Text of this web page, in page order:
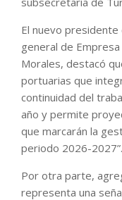
El nuevo
general de
Morales, destacó
portuarias que
continuidad del
año y permite
que marcarán la
periodo 2026-2027”.
Por otra parte,
representa una